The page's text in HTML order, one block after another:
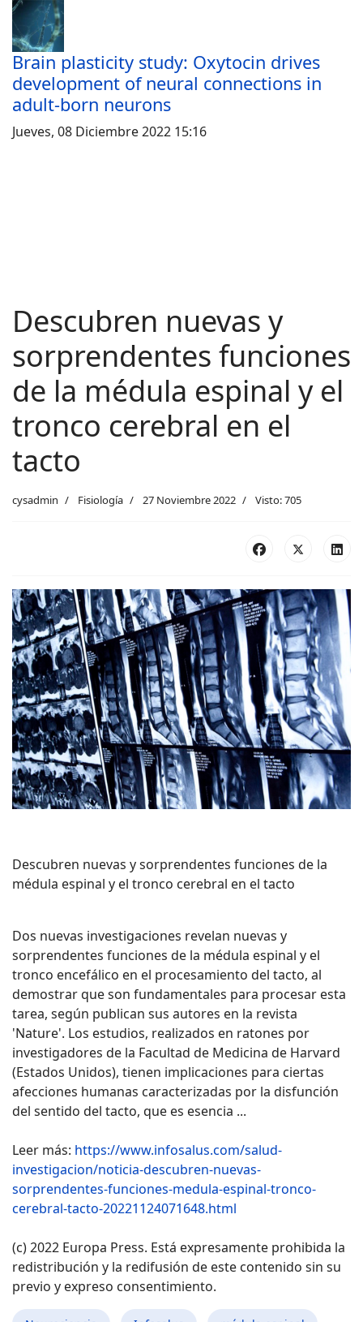
Brain plasticity study: Oxytocin drives
development of neural connections in
adult-born neurons
Jueves, 08 Diciembre 2022 15:16
Descubren nuevas y
sorprendentes funciones
de la médula espinal y el
tronco cerebral en el
tacto
cysadmin Fisiología 27 Noviembre 2022 Visto: 705
Descubren nuevas y sorprendentes funciones de la
médula espinal y el tronco cerebral en el tacto
Dos nuevas investigaciones revelan nuevas y
sorprendentes funciones de la médula espinal y el
tronco encefálico en el procesamiento del tacto, al
demostrar que son fundamentales para procesar esta
tarea, según publican sus autores en la revista
'Nature'. Los estudios, realizados en ratones por
investigadores de la Facultad de Medicina de Harvard
(Estados Unidos), tienen implicaciones para ciertas
afecciones humanas caracterizadas por la disfunción
del sentido del tacto, que es esencia ...
Leer más: https://www.infosalus.com/salud-
investigacion/noticia-descubren-nuevas-
sorprendentes-funciones-medula-espinal-tronco-
cerebral-tacto-20221124071648.html
(c) 2022 Europa Press. Está expresamente prohibida la
redistribución y la redifusión de este contenido sin su
previo y expreso consentimiento.